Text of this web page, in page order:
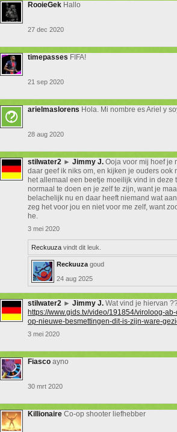
RooieGek Hallo
27 dec 2020
timepasses FIFA!
21 sep 2020
arielmaslorens Hola. Mi nombre es Ariel y
28 aug 2020
stilwater2 ► Jimmy J. Ooja voor mij hoef je
daar geef ik niks om, en kijken je ouders ook
het allemaal een beetje moeilijk vind in deze
normaal te doen en je zelf te zijn, want je
belachelijk nu en daar heeft niemand wat
zeg het voor jou en niet voor me zelf, want
he.
3 mei 2020
Reckuuza vindt dit leuk.
Reckuuza goud
24 aug 2025
stilwater2 ► Jimmy J. Wat vind je hiervan
https://www.gids.tv/video/191854/viroloog-
op-nieuwe-besmettingen-dit-is-zijn-ware-
3 mei 2020
Fiasco ayno
30 mrt 2020
Killionaire Co-op shooter liefhebber